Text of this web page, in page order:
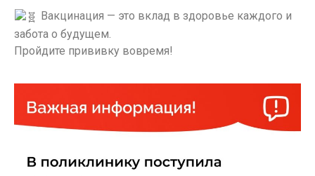
Вакцинация — это вклад в здоровье каждого и
забота о будущем.
Пройдите прививку вовремя!